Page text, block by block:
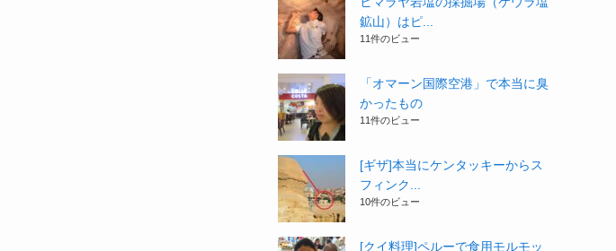
鉱山）はピ...
11件のビュー
「オマーン国際空港」で本当に臭
かったもの
11件のビュー
[ギザ]本当にケンタッキーからス
フィンク...
10件のビュー
[クイ料理]ペルーで食用モルモッ